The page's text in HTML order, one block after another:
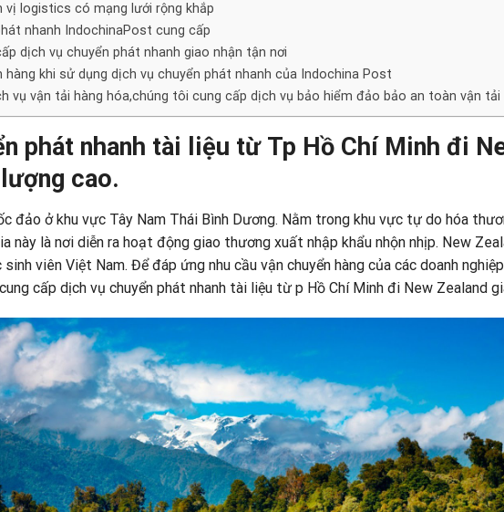
vị logistics có mạng lưới rộng khắp
nhanh IndochinaPost cung cấp
dịch vụ chuyển phát nhanh giao nhận tận nơi
hàng khi sử dụng dịch vụ chuyển phát nhanh của Indochina Post
vụ vận tải hàng hóa,chúng tôi cung cấp dịch vụ bảo hiểm đảo bảo an toàn vận tải
phát nhanh tài liệu từ Tp Hồ Chí Minh đi
cao.
đảo ở khu vực Tây Nam Thái Bình Dương. Nằm trong khu vực tự do hóa
này là nơi diễn ra hoạt động giao thương xuất nhập khẩu nhộn nhịp. New
viên Việt Nam. Để đáp ứng nhu cầu vận chuyển hàng của các doanh
cấp dịch vụ chuyển phát nhanh tài liệu từ p Hồ Chí Minh đi New Zealand